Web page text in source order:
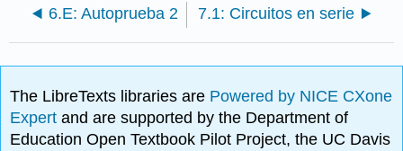
6.E: Autoprueba 2 7.1: Circuitos en serie
The LibreTexts libraries are Powered by NICE CXone
Expertand are supported by the Department of
Education Open Textbook Pilot Project, the UC Davis